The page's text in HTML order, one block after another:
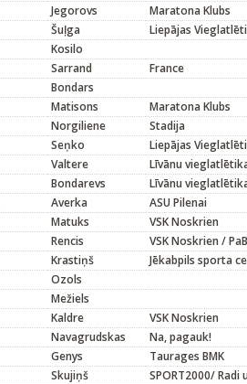
Jegorovs
Maratona Klubs
Šuļga
Liepājas
Kosilo
Sarrand
France
Bondars
Matisons
Maratona Klubs
Norgiliene
Stadija
Seņko
Liepājas
Valtere
Līvānu
Bondarevs
Līvānu
Averka
ASU Pilenai
Matuks
VSK Noskrien
Rencis
VSK Noskrien /
Krastiņš
Jēkabpils sporta
Ozols
Mežiels
Kaldre
VSK Noskrien
Navagrudskas
Na, pagauk!
Genys
Taurages BMK
Skujiņš
SPORT2000/ Radi